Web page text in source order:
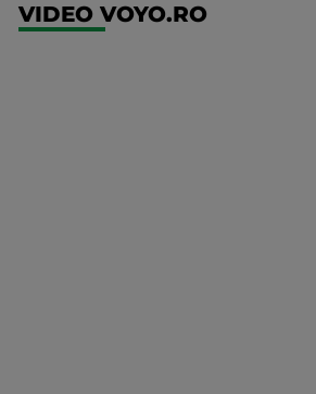
VIDEO VOYO.RO